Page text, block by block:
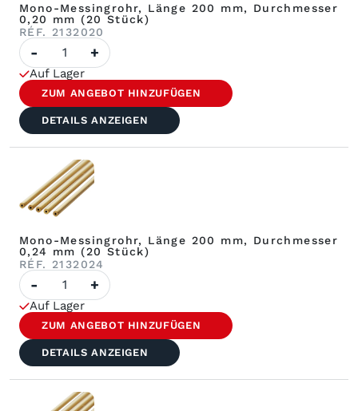
Mono-Messingrohr, Länge 200 mm, Durchmesser
0,20 mm (20 Stück)
RÉF. 2132020
Menge
an
Messing-
Einzelrohren,
Länge
200
mm,
Durchmesser
0,20
Stück)
- +
Auf Lager
ZUM ANGEBOT HINZUFÜGEN
DETAILS ANZEIGEN
Mono-Messingrohr, Länge 200 mm, Durchmesser
0,24 mm (20 Stück)
RÉF. 2132024
Menge:
Messingrohr,
einlagig,
Länge
200
mm,
Durchmesser
0,24
mm
Stück)
- +
Auf Lager
ZUM ANGEBOT HINZUFÜGEN
DETAILS ANZEIGEN